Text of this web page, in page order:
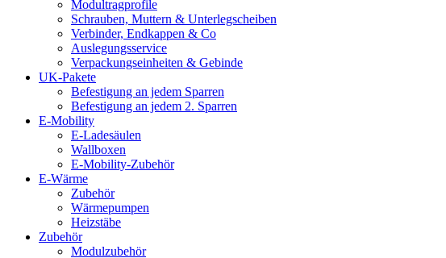
Modultragprofile
Schrauben, Muttern & Unterlegscheiben
Verbinder, Endkappen & Co
Auslegungsservice
Verpackungseinheiten & Gebinde
UK-Pakete
Befestigung an jedem Sparren
Befestigung an jedem 2. Sparren
E-Mobility
E-Ladesäulen
Wallboxen
E-Mobility-Zubehör
E-Wärme
Zubehör
Wärmepumpen
Heizstäbe
Zubehör
Modulzubehör